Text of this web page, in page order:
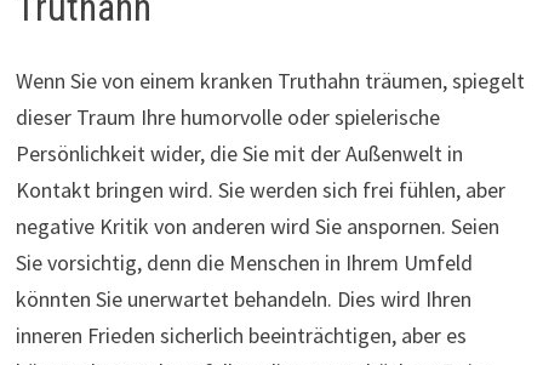
Wenn Sie von einem kranken Truthahn träumen, spiegelt
dieser Traum Ihre humorvolle oder spielerische
Persönlichkeit wider, die Sie mit der Außenwelt in
Kontakt bringen wird. Sie werden sich frei fühlen, aber
negative Kritik von anderen wird Sie anspornen. Seien
Sie vorsichtig, denn die Menschen in Ihrem Umfeld
könnten Sie unerwartet behandeln. Dies wird Ihren
inneren Frieden sicherlich beeinträchtigen, aber es